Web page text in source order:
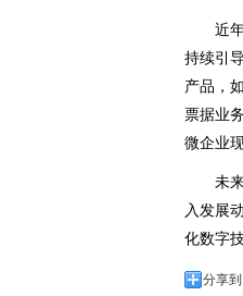
近
持续引
产品，
票据业
微企业
未
入发展
化数字
分享到